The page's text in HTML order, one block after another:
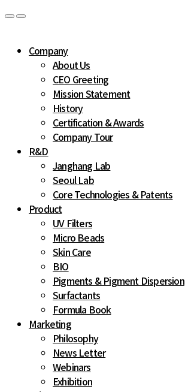
Company
About Us
CEO Greeting
Mission Statement
History
Certification & Awards
Company Tour
R&D
Janghang Lab
Seoul Lab
Core Technologies & Patents
Product
UV Filters
Micro Beads
Skin Care
BIO
Pigments & Pigment Dispersion
Surfactants
Formula Book
Marketing
Philosophy
News Letter
Webinars
Exhibition